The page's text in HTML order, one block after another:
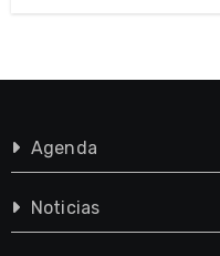
Agenda
Noticias